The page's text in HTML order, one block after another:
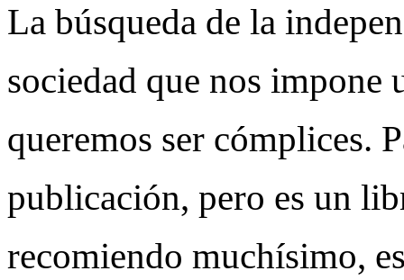
La búsqueda de la
sociedad que nos impone
queremos ser cómplices.
publicación, pero es un
recomiendo muchísimo,